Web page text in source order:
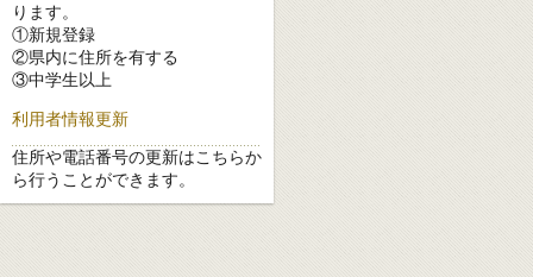
ります。
①新規登録
②県内に住所を有する
③中学生以上
利用者情報更新
住所や電話番号の更新はこちらか
ら行うことができます。